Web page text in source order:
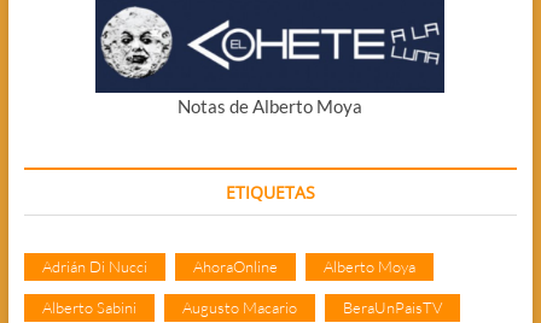
Notas de Alberto Moya
ETIQUETAS
Adrián Di Nucci AhoraOnline Alberto Moya
Alberto Sabini Augusto Macario BeraUnPaisTV